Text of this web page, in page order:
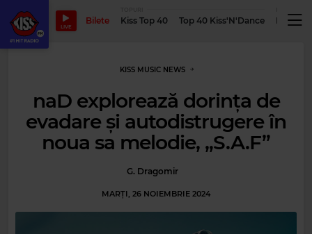
LIVE
Bilete Kiss Top 40 Top 40 Kiss'N'Dance
KISS MUSIC NEWS
naD explorează dorința de
evadare și autodistrugere în
noua sa melodie, „S.A.F”
G. Dragomir
MARȚI, 26 NOIEMBRIE 2024